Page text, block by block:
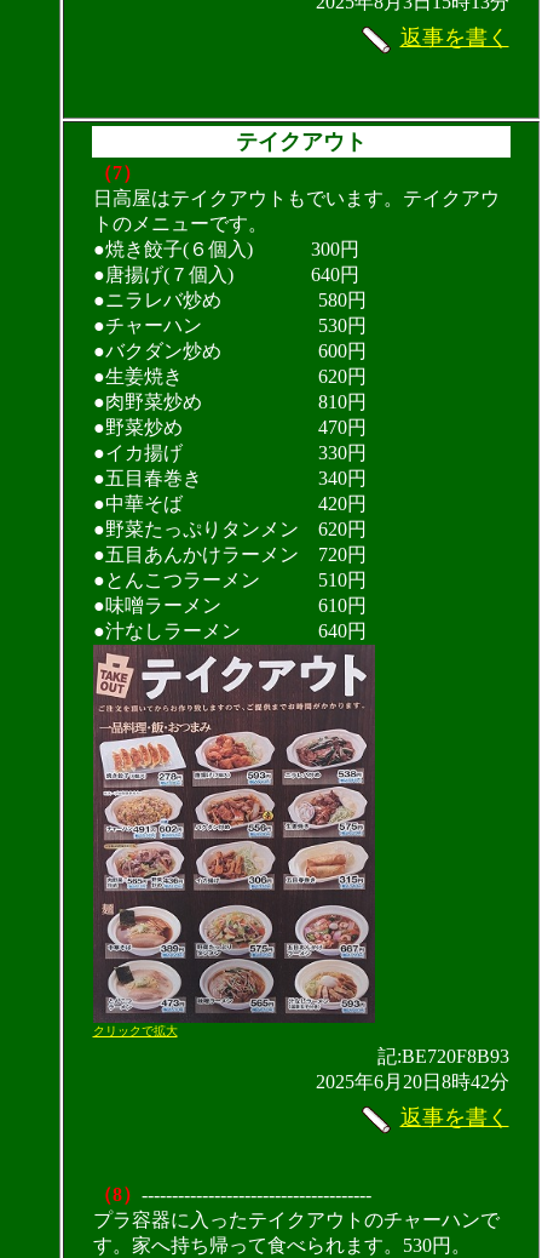
返事を書く
テイクアウト
（7）
日高屋はテイクアウトもでいます。テイクアウ
トのメニューです。
●焼き餃子(６個入) 300円
●唐揚げ(７個入) 640円
●ニラレバ炒め 580円
●チャーハン 530円
●バクダン炒め 600円
●生姜焼き 620円
●肉野菜炒め 810円
●野菜炒め 470円
●イカ揚げ 330円
●五目春巻き 340円
●中華そば 420円
●野菜たっぷりタンメン 620円
●五目あんかけラーメン 720円
●とんこつラーメン 510円
●味噌ラーメン 610円
●汁なしラーメン 640円
クリックで拡大
記:BE720F8B93
2025年6月20日8時42分
返事を書く
（8） --------------------------------------
プラ容器に入ったテイクアウトのチャーハンで
す。家へ持ち帰って食べられます。530円。